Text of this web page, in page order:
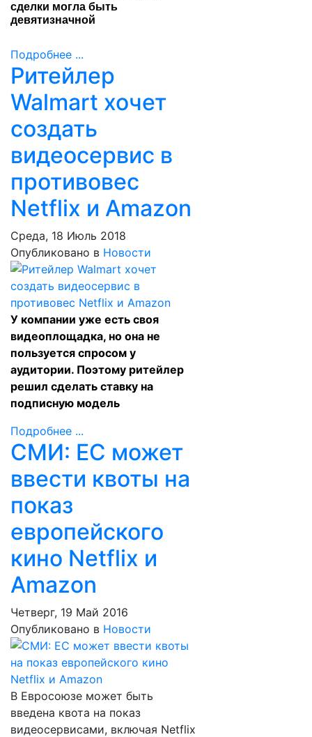
сделки могла быть
девятизначной
Подробнее ...
Ритейлер
Walmart хочет
создать
видеосервис в
противовес
Netflix и Amazon
Среда, 18 Июль 2018
Опубликовано в Новости
У компании уже есть своя
видеоплощадка, но она не
пользуется спросом у
аудитории. Поэтому ритейлер
решил сделать ставку на
подписную модель
Подробнее ...
СМИ: ЕС может
ввести квоты на
показ
европейского
кино Netflix и
Amazon
Четверг, 19 Май 2016
Опубликовано в Новости
В Евросоюзе может быть
введена квота на показ
видеосервисами, включая Netflix